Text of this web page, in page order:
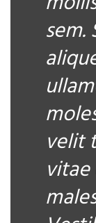
sem.
velit